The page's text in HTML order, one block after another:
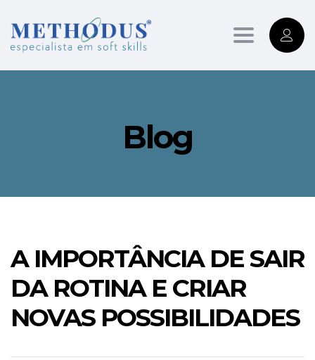
Toggle
Blog
A IMPORTÂNCIA DE SAIR
DA ROTINA E CRIAR
NOVAS POSSIBILIDADES